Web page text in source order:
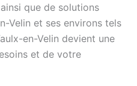
que de solutions
Velin et ses environs tels
en-Velin devient une
et de votre